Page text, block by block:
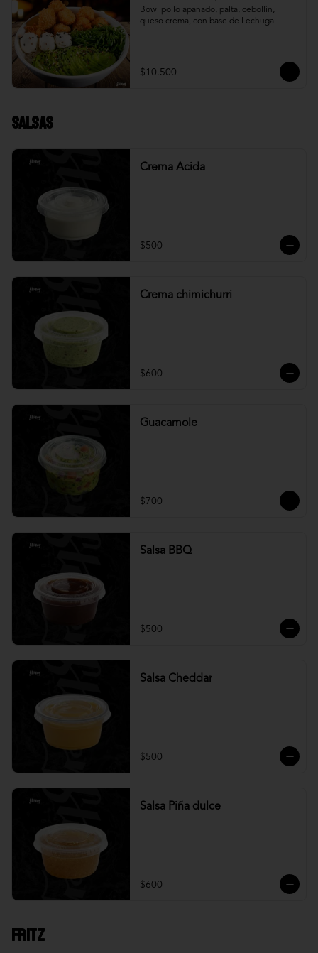
Bowl pollo apanado, palta, cebollín,
queso crema, con base de Lechuga
$10.500
Salsas
Crema Acida
$500
Crema chimichurri
$600
Guacamole
$700
Salsa BBQ
$500
Salsa Cheddar
$500
Salsa Piña dulce
$600
Fritz